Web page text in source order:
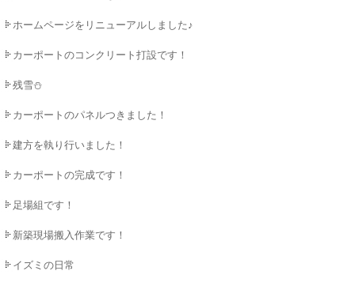
ホームページをリニューアルしました♪
カーポートのコンクリート打設です！
残雪⛄
カーポートのパネルつきました！
建方を執り行いました！
カーポートの完成です！
足場組です！
新築現場搬入作業です！
イズミの日常